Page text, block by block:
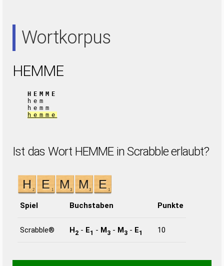
Wortkorpus
HEMME
HEMME
hem
hemm
hemme
Ist das Wort HEMME in Scrabble erlaubt?
Spiel Buchstaben Punkte
Scrabble® H2 - E1 - M3 - M3 - E1 10